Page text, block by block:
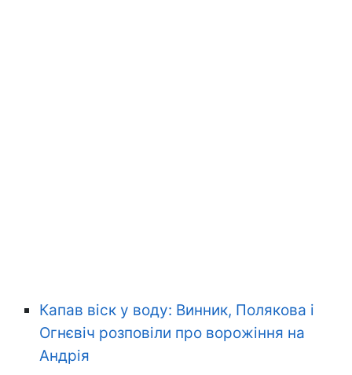
Капав віск у воду: Винник, Полякова і
Огнєвіч розповіли про ворожіння на
Андрія